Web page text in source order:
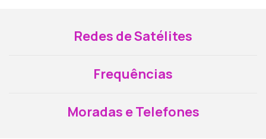
Redes de Satélites
Frequências
Moradas e Telefones